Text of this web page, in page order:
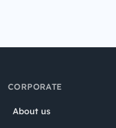
CORPORATE
About us